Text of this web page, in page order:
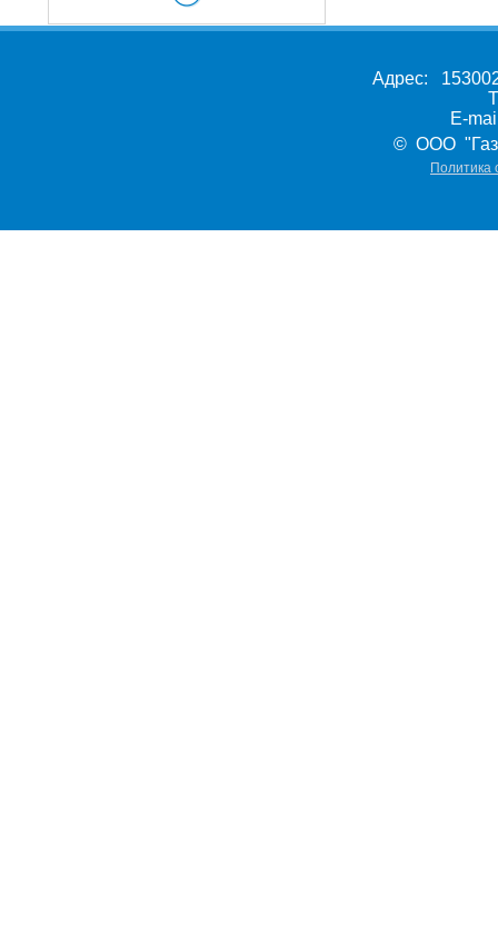
Адрес:
E-
© ООО
Политика